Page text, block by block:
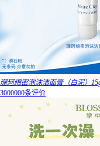
珊珂绵密泡沫洁面膏（白泥）
3000000条评价